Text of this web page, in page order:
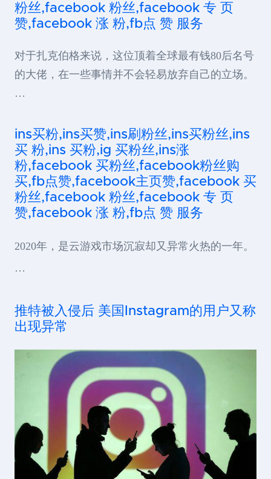
粉丝,facebook 粉丝,facebook 专 页
赞,facebook 涨 粉,fb点 赞 服务
对于扎克伯格来说，这位顶着全球最有钱80后名号
的大佬，在一些事情并不会轻易放弃自己的立场。
…
ins买粉,ins买赞,ins刷粉丝,ins买粉丝,ins
买 粉,ins 买粉,ig 买粉丝,ins涨
粉,facebook 买粉丝,facebook粉丝购
买,fb点赞,facebook主页赞,facebook 买
粉丝,facebook 粉丝,facebook 专 页
赞,facebook 涨 粉,fb点 赞 服务
2020年，是云游戏市场沉寂却又异常火热的一年。
…
推特被入侵后 美国Instagram的用户又称
出现异常